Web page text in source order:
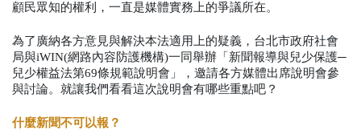
顧民眾知的權利，一直是媒體實務上的爭議所在。
為了廣納各方意見與解決本法適用上的疑義，台北市政府社會
局與iWIN(網路內容防護機構)一同舉辦「新聞報導與兒少保護─
兒少權益法第69條規範說明會」，邀請各方媒體出席說明會參
與討論。就讓我們看看這次說明會有哪些重點吧？
什麼新聞不可以報？